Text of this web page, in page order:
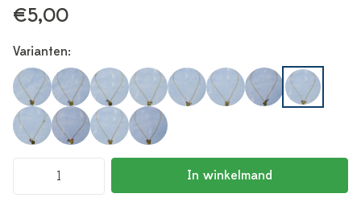
€5,00
Varianten:
In winkelmand